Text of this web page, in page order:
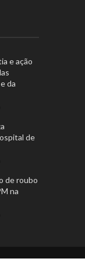
e ação
da
de
de roubo
na